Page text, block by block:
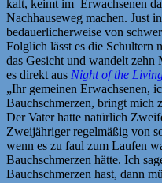
kalt, keimt im Erwachsenen
Nachhauseweg machen. Just
bedauerlicherweise von
Folglich lässt es die Schultern
das Gesicht und wandelt zehn
es direkt aus Night of the
„Ihr gemeinen Erwachsenen,
Bauchschmerzen, bringt mich
Der Vater hatte natürlich
Zweijähriger regelmäßig von
wenn es zu faul zum Laufen
Bauchschmerzen hätte. Ich
Bauchschmerzen hast, dann